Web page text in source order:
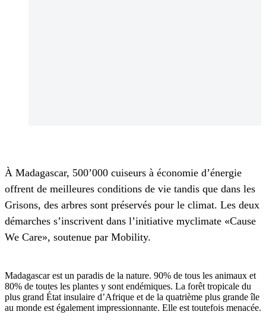
À Madagascar, 500’000 cuiseurs à économie d’énergie
offrent de meilleures conditions de vie tandis que dans les
Grisons, des arbres sont préservés pour le climat. Les deux
démarches s’inscrivent dans l’initiative myclimate «Cause
We Care», soutenue par Mobility.
Madagascar est un paradis de la nature. 90% de tous les animaux et
80% de toutes les plantes y sont endémiques. La forêt tropicale du
plus grand État insulaire d’Afrique et de la quatrième plus grande île
au monde est également impressionnante. Elle est toutefois menacée.